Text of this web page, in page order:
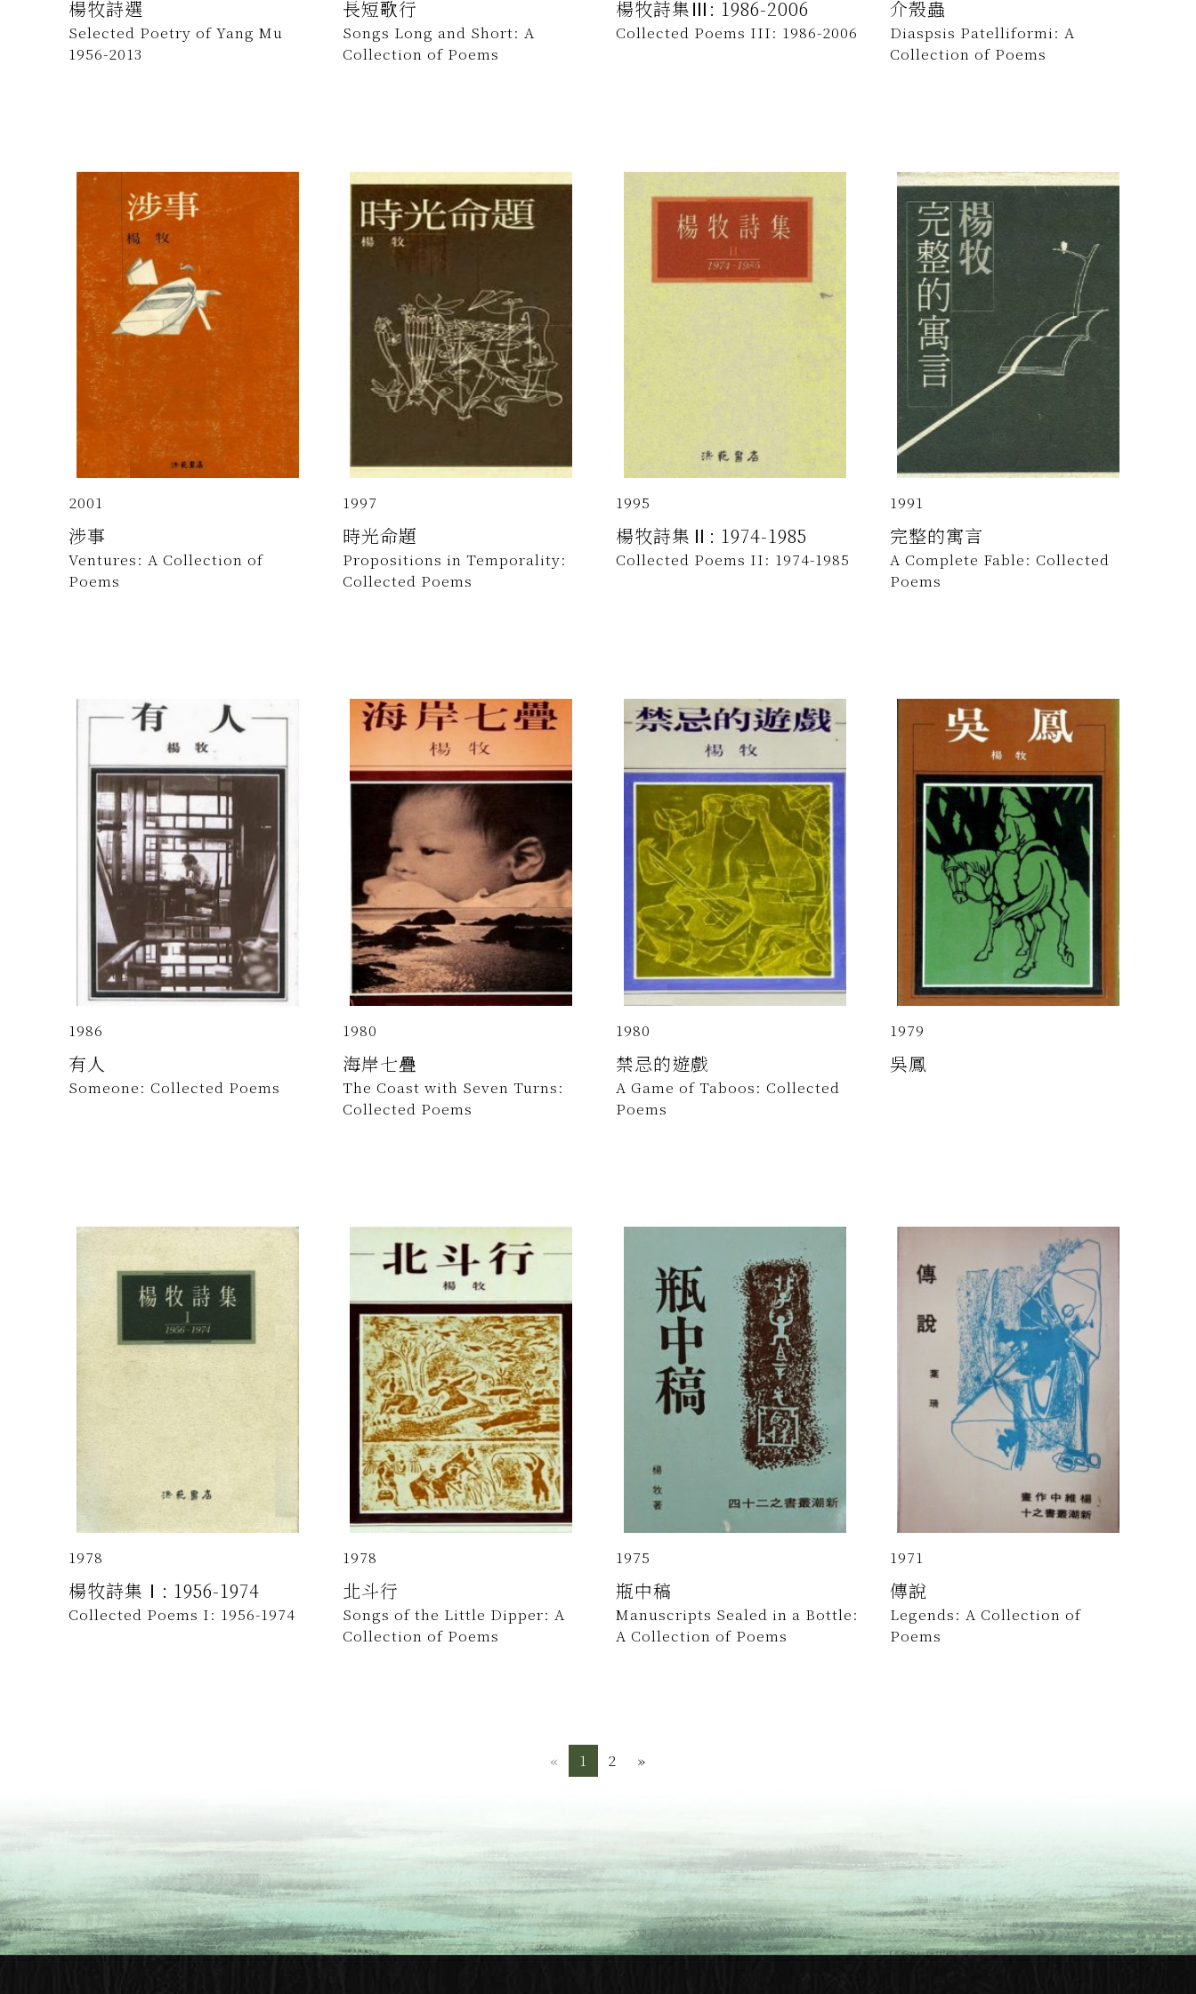
楊牧詩選
Selected Poetry of Yang Mu
1956-2013
長短歌行
Songs Long and Short: A
Collection of Poems
楊牧詩集Ⅲ: 1986-2006
Collected Poems III: 1986-2006
介殼蟲
Diaspsis Patelliformi: A
Collection of Poems
2001
涉事
Ventures: A Collection of
Poems
1997
時光命題
Propositions in Temporality:
Collected Poems
1995
楊牧詩集Ⅱ: 1974-1985
Collected Poems II: 1974-1985
1991
完整的寓言
A Complete Fable: Collected
Poems
1986
有人
Someone: Collected Poems
1980
海岸七疊
The Coast with Seven Turns:
Collected Poems
1980
禁忌的遊戲
A Game of Taboos: Collected
Poems
1979
吳鳳
1978
楊牧詩集Ⅰ: 1956-1974
Collected Poems I: 1956-1974
1978
北斗行
Songs of the Little Dipper: A
Collection of Poems
1975
瓶中稿
Manuscripts Sealed in a Bottle:
A Collection of Poems
1971
傳說
Legends: A Collection of
Poems
« Previous
1 2 »